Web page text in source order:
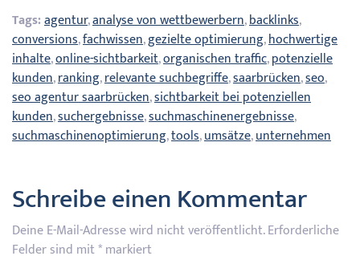
Tags:agentur,analyse von wettbewerbern,backlinks,
conversions,fachwissen,gezielte optimierung,hochwertige
inhalte,online-sichtbarkeit,organischen traffic,potenzielle
kunden,ranking,relevante suchbegriffe,saarbrücken,seo,
seo agentur saarbrücken,sichtbarkeit bei potenziellen
kunden,suchergebnisse,suchmaschinenergebnisse,
suchmaschinenoptimierung,tools,umsätze,unternehmen
Schreibe einen Kommentar
Deine E-Mail-Adresse wird nicht veröffentlicht.Erforderliche
Felder sind mit*markiert